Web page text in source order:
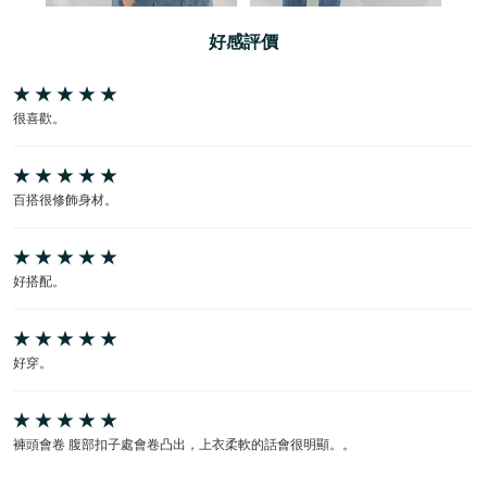
好感評價
很喜歡。
百搭很修飾身材。
好搭配。
好穿。
褲頭會卷 腹部扣子處會卷凸出，上衣柔軟的話會很明顯。。